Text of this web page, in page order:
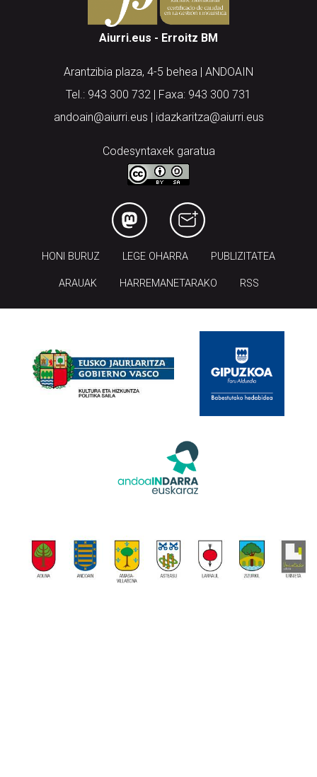
Aiurri.eus - Erroitz BM
Arantzibia plaza, 4-5 behea | ANDOAIN
Tel.: 943 300 732 | Faxa: 943 300 731
andoain@aiurri.eus | idazkaritza@aiurri.eus
Codesyntaxek garatua
HONI BURUZ LEGE OHARRA PUBLIZITATEA
ARAUAK HARREMANETARAKO RSS